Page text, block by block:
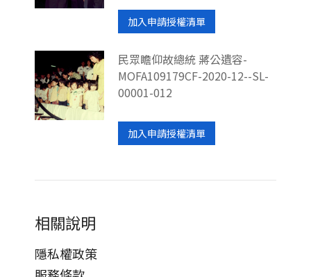
加入申請授權清單
民眾瞻仰故總統 蔣公遺容-
MOFA109179CF-2020-12--SL-
00001-012
加入申請授權清單
相關說明
隱私權政策